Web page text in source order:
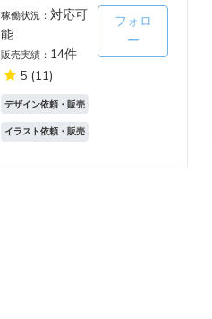
稼働状況： 対応可
能
販売実績： 14件
5 (11)
フォロ
ー
デザイン依頼・販売
イラスト依頼・販売